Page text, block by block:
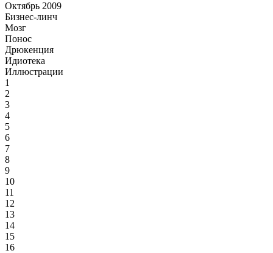
Октябрь 2009
Бизнес-линч
Мозг
Понос
Дрюкенция
Идиотека
Иллюстрации
1
2
3
4
5
6
7
8
9
10
11
12
13
14
15
16